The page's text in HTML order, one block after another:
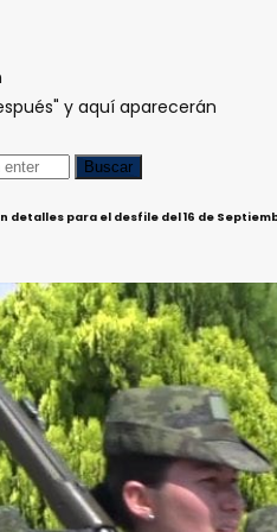
y aquí aparecerán
detalles para el desfile del 16 de